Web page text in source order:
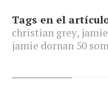
Tags en el
christian grey,
jamie dornan 50